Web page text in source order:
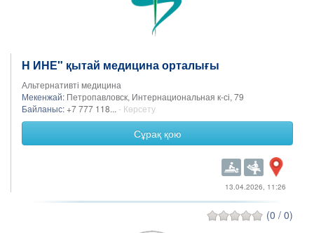
Н ИНЕ" қытай медицина орталығы
Альтернативті медицина
Мекенжай: Петропавловск, Интернациональная к-сі, 79
Байланыс: +7 777 118... - Көрсету
Сұрақ қою
13.04.2026, 11:26
(0 / 0)